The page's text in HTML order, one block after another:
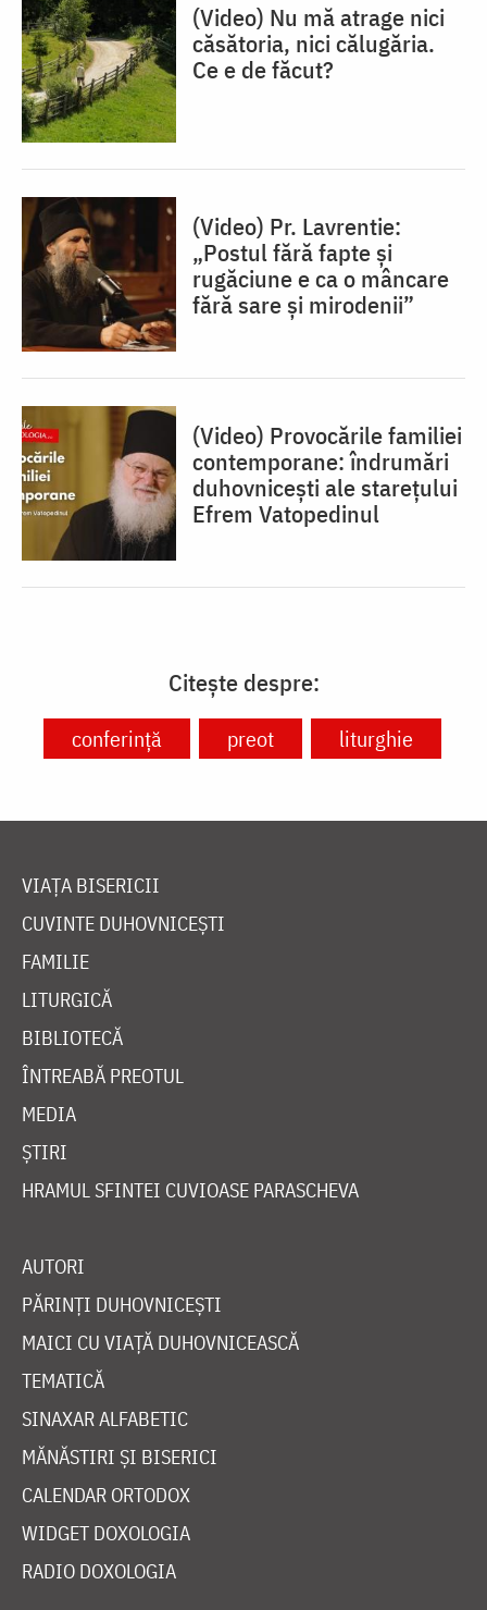
(Video) Nu mă atrage nici
căsătoria, nici călugăria.
Ce e de făcut?
(Video) Pr. Lavrentie:
„Postul fără fapte și
rugăciune e ca o mâncare
fără sare și mirodenii”
(Video) Provocările familiei
contemporane: îndrumări
duhovnicești ale starețului
Efrem Vatopedinul
Citește despre:
conferință preot liturghie
VIAȚA BISERICII
CUVINTE DUHOVNICEȘTI
FAMILIE
LITURGICĂ
BIBLIOTECĂ
ÎNTREABĂ PREOTUL
MEDIA
ȘTIRI
HRAMUL SFINTEI CUVIOASE PARASCHEVA
AUTORI
PĂRINȚI DUHOVNICEȘTI
MAICI CU VIAȚĂ DUHOVNICEASCĂ
TEMATICĂ
SINAXAR ALFABETIC
MĂNĂSTIRI ȘI BISERICI
CALENDAR ORTODOX
WIDGET DOXOLOGIA
RADIO DOXOLOGIA